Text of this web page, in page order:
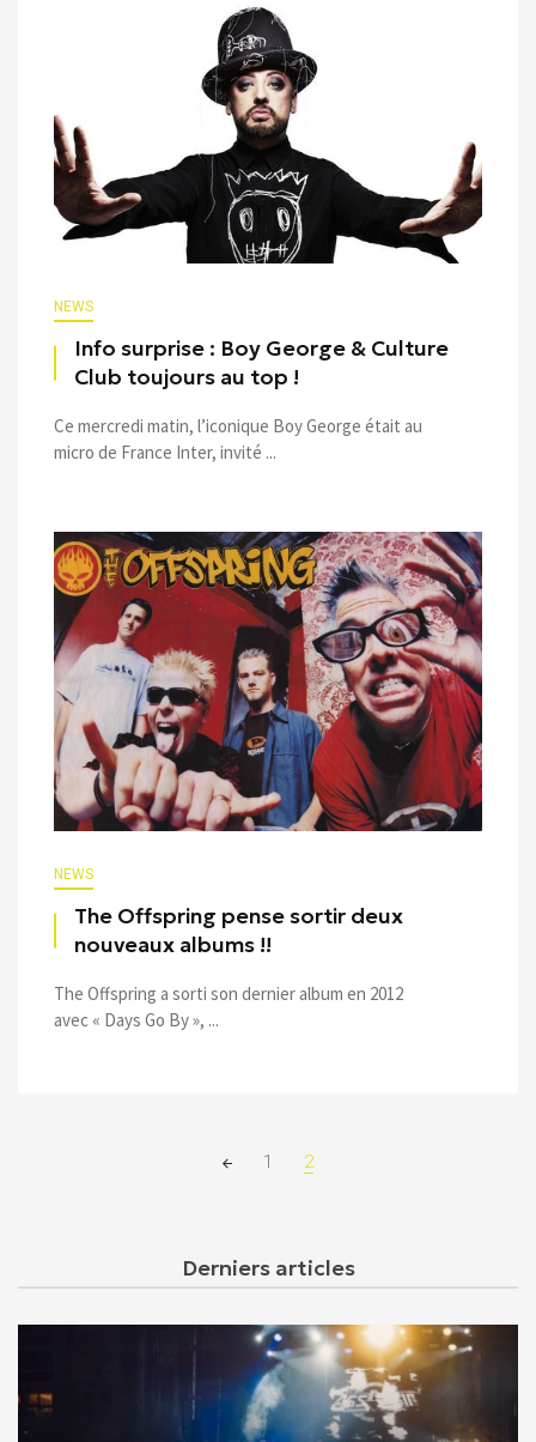
NEWS
Info surprise : Boy George & Culture
Club toujours au top !
Ce mercredi matin, l’iconique Boy George était au
micro de France Inter, invité ...
NEWS
The Offspring pense sortir deux
nouveaux albums !!
The Offspring a sorti son dernier album en 2012
avec « Days Go By », ...
1 2
Derniers articles